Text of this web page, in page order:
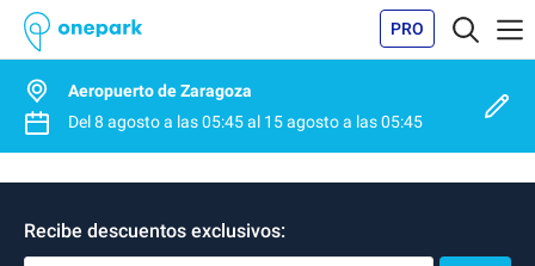
PRO
Aeropuerto de Zaragoza
Del8 agostoa las05:45al 15 agostoa las05:45
Recibe descuentos exclusivos: